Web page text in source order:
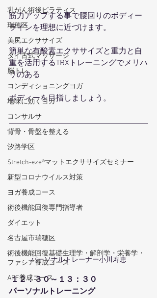
乳がん術後ピラティス
瑞穂区
美尻エクササイズ
タイ古式マッサージ
脳トレ
コンディショニングヨガ
地味に効くヨガ
コンサルサ
背骨・骨盤を整える
汐路学区
Stretch-eze®マットエクササイズセミナー
新型コロナウイルス対策
ヨガ養成コース
術後機能回復専門指導者
ダイエット
名古屋市瑞穂区
術後機能回復基礎生理学・解剖学・栄養学・
ファシア養成コース
APF養成コース
筋力アップする事で腰回りのボディー
ラインを理想に近づけます。
簡単な有酸素エクササイズと重力と自
重を活用するTRXトレーニングでメリハ
リのある
ボディーを目指しましょう。
パーソナルトレーナー小川寿恵
１２：３０～１３：３０
パーソナルトレーニング